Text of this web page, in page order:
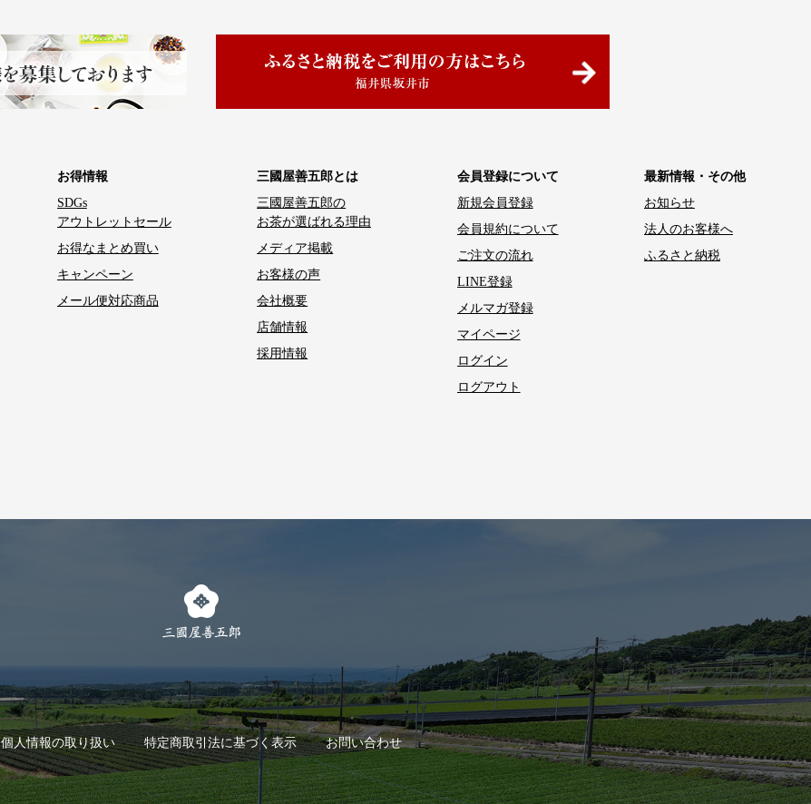
お得情報
SDGs
アウトレットセール
お得なまとめ買い
キャンペーン
メール便対応商品
三國屋善五郎とは
三國屋善五郎の
お茶が選ばれる理由
メディア掲載
お客様の声
会社概要
店舗情報
採用情報
会員登録について
新規会員登録
会員規約について
ご注文の流れ
LINE登録
メルマガ登録
マイページ
ログイン
ログアウト
最新情報・その他
お知らせ
法人のお客様へ
ふるさと納税
個人情報の取り扱い 特定商取引法に基づく表示 お問い合わせ